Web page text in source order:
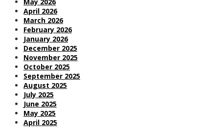
April 2026
March 2026
February 2026
January 2026
December 2025
November 2025
October 2025
September 2025
August 2025
July 2025
June 2025
May 2025
April 2025